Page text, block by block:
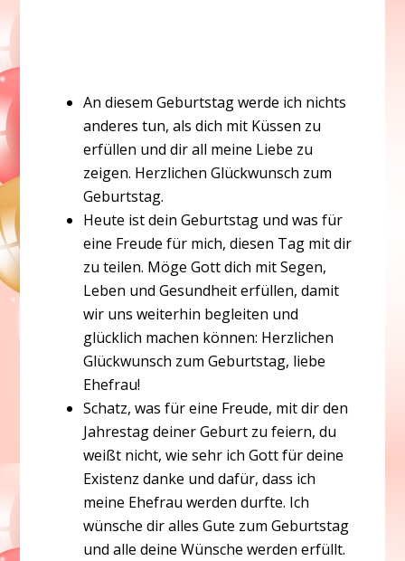
An diesem Geburtstag werde ich nichts
anderes tun, als dich mit Küssen zu
erfüllen und dir all meine Liebe zu
zeigen. Herzlichen Glückwunsch zum
Geburtstag.
Heute ist dein Geburtstag und was für
eine Freude für mich, diesen Tag mit dir
zu teilen. Möge Gott dich mit Segen,
Leben und Gesundheit erfüllen, damit
wir uns weiterhin begleiten und
glücklich machen können: Herzlichen
Glückwunsch zum Geburtstag, liebe
Ehefrau!
Schatz, was für eine Freude, mit dir den
Jahrestag deiner Geburt zu feiern, du
weißt nicht, wie sehr ich Gott für deine
Existenz danke und dafür, dass ich
meine Ehefrau werden durfte. Ich
wünsche dir alles Gute zum Geburtstag
und alle deine Wünsche werden erfüllt.